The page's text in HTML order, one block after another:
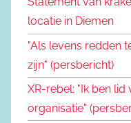
locatie in Diemen
"Als levens redden
zijn" (persbericht)
XR-rebel: "Ik ben
organisatie"